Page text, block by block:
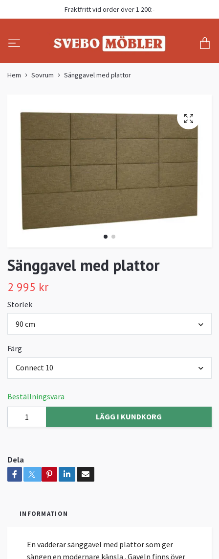
Fraktfritt vid order över 1 200:-
Hem Sovrum Sänggavel med plattor
Sänggavel med plattor
2 995 kr
Storlek
90 cm
Färg
Connect 10
Beställningsvara
LÄGG I KUNDKORG
Dela
INFORMATION
En vadderar sänggavel med plattor som ger
sängen en modernare känsla . Gaveln finns över